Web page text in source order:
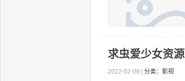
求虫爱少女资源
2022-02-09 | 分类：影视